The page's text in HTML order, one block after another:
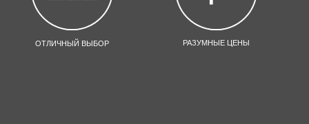
ОТЛИЧНЫЙ ВЫБОР РАЗУМНЫЕ ЦЕНЫ